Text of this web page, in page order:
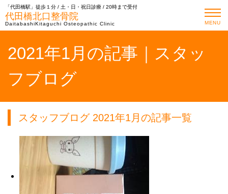
「代田橋駅」徒歩１分 / 土・日・祝日診療 / 20時まで受付
代田橋北口整骨院
DaitabashiKitaguchi Osteopathic Clinic MENU
2021年1月の記事｜スタッ
フブログ
スタッフブログ 2021年1月の記事一覧